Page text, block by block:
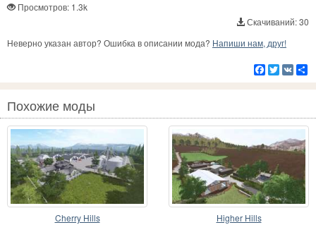
Просмотров: 1.3k
Скачиваний: 30
Неверно указан автор? Ошибка в описании мода? Напиши нам, друг!
Facebook
Twitter
VK
Похожие моды
Cherry Hills Higher Hills